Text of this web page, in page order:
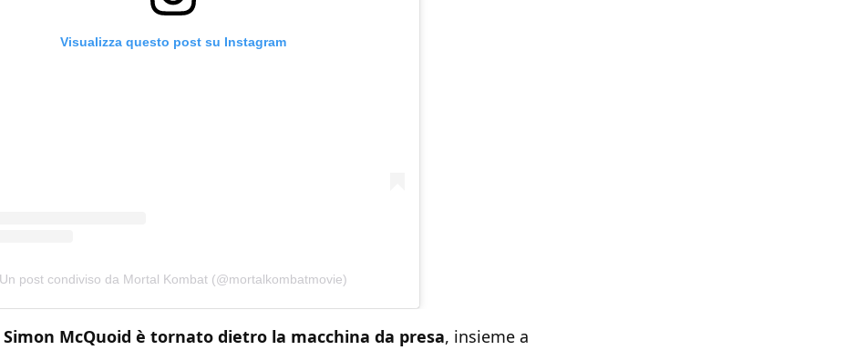
Visualizza questo post su Instagram
Un post condiviso da Mortal Kombat (@mortalkombatmovie)
McQuoid è tornato dietro la macchina da presa, insieme a